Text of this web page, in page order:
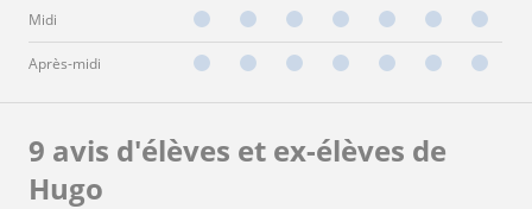
Midi
Après-midi
9 avis d'élèves et ex-élèves de
Hugo